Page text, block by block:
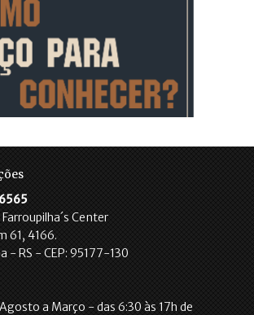
Center
61, 4166.
- RS - CEP: 95177-130
a Março - das 6:30 às 17h de